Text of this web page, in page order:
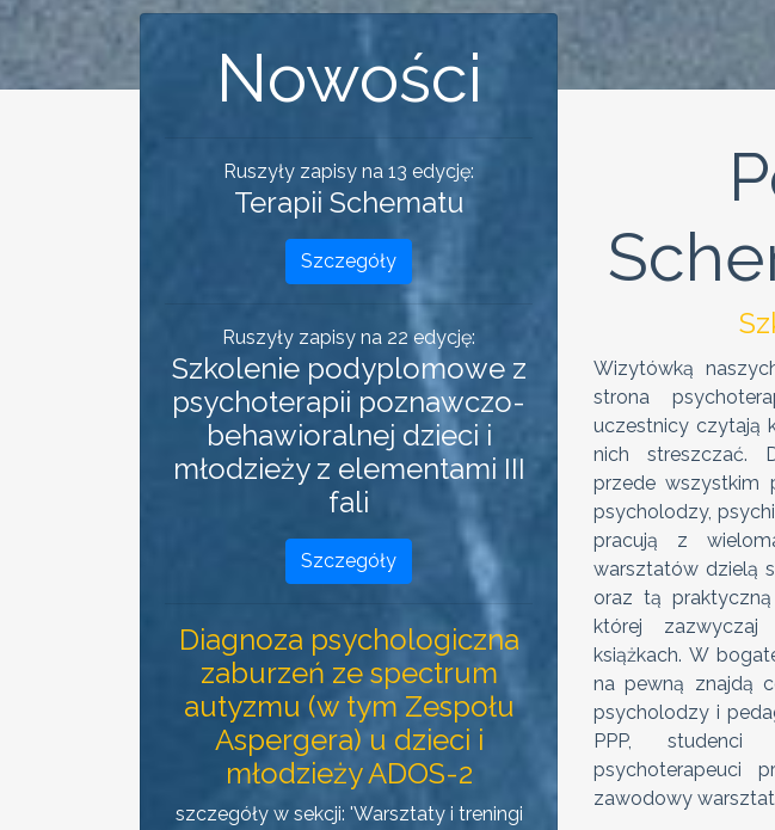
Nowości
Ruszyły zapisy na 13 edycję:
Terapii Schematu
Szczegóły
Ruszyły zapisy na 22 edycję:
Szkolenie podyplomowe z
psychoterapii poznawczo-
behawioralnej dzieci i
młodzieży z elementami III
fali
Szczegóły
Diagnoza psychologiczna
zaburzeń ze spectrum
autyzmu (w tym Zespołu
Aspergera) u dzieci i
młodzieży ADOS-2
szczegóły w sekcji: 'Warsztaty i treningi
Wizytówką
strona
uczestnicy czytają
nich streszczać.
przede wszystkim
psycholodzy,
pracują z
warsztatów dzielą
oraz tą
której
książkach. W
na pewną znajdą
psycholodzy i
PPP, studenci
psychoterapeuci
zawodowy